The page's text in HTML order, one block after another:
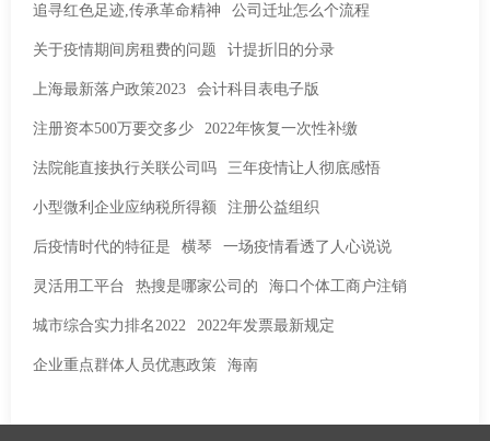
追寻红色足迹,传承革命精神 公司迁址怎么个流程
关于疫情期间房租费的问题 计提折旧的分录
上海最新落户政策2023 会计科目表电子版
注册资本500万要交多少 2022年恢复一次性补缴
法院能直接执行关联公司吗 三年疫情让人彻底感悟
小型微利企业应纳税所得额 注册公益组织
后疫情时代的特征是 横琴 一场疫情看透了人心说说
灵活用工平台 热搜是哪家公司的 海口个体工商户注销
城市综合实力排名2022 2022年发票最新规定
企业重点群体人员优惠政策 海南